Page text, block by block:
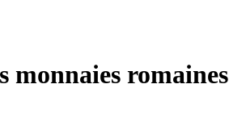
monnaies